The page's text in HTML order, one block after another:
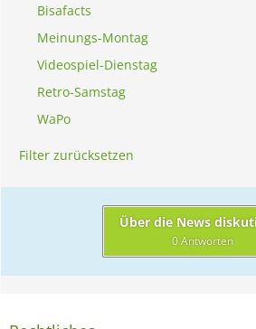
Bisafacts
Meinungs-Montag
Videospiel-Dienstag
Retro-Samstag
WaPo
Filter zurücksetzen
Über die News
0 Antworten